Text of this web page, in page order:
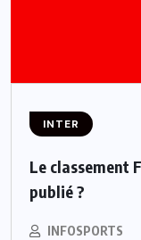
INTER
Le classement
publié ?
INFOSPORTS